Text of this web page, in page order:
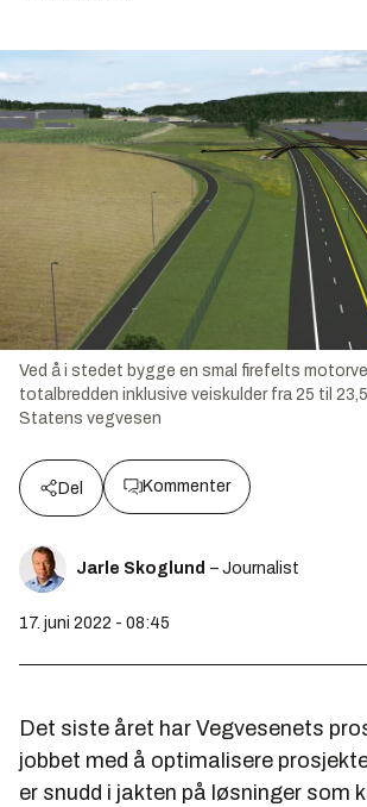
Ved å i stedet bygge en smal firefelts
totalbredden inklusive veiskulder fra 25 til
Statens vegvesen
Del Kommenter
Jarle Skoglund – Journalist
17. juni 2022 - 08:45
Det siste året har Vegvesenets
jobbet med å optimalisere
er snudd i jakten på løsninger som